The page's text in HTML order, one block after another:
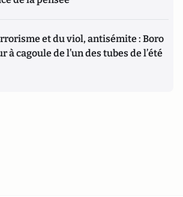
et du viol, antisémite : Boro
à cagoule de l’un des tubes de l’été